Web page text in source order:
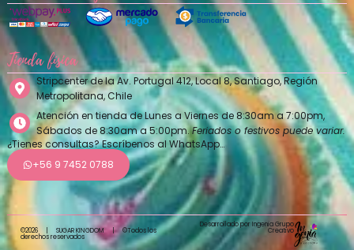
Tienda física
Stripcenter de la Av. Portugal 412, Local 8, Santiago, Región
Metropolitana, Chile
Atención en tienda de Lunes a Viernes de 8:30am a 7:00pm,
Sábados de 8:30am a 5:00pm.Feriados o festivos puede variar.
¿Tienes consultas? Escríbenos al WhatsApp…
+56 9 7452 0788
©2026 SUGAR KINGDOM | ©Todos los
derechos reservados
Desarrollado por Ingenia Grupo
Creativo